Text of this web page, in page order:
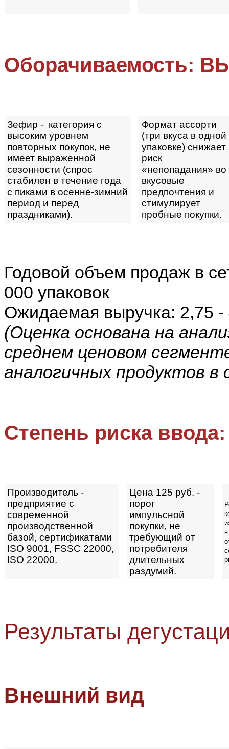
Оборачиваемость:
Зефир - категория с
высоким уровнем
повторных покупок, не
имеет выраженной
сезонности (спрос
стабилен в течение года
с пиками в осенне-зимний
период и перед
праздниками).
Формат ассорти
(три вкуса в одной
упаковке) снижает
риск
«непопадания» во
вкусовые
предпочтения и
стимулирует
пробные покупки.
Годовой объем продаж в
000 упаковок
Ожидаемая выручка: 2,75 -
(Оценка основана на
среднем ценовом
аналогичных продуктов в
Степень риска
Производитель -
предприятие с
современной
производственной
базой, сертификатами
ISO 9001, FSSC 22000,
ISO 22000.
Цена 125 руб. -
порог
импульсной
покупки, не
требующий от
потребителя
длительных
раздумий.
Результаты
Внешний вид